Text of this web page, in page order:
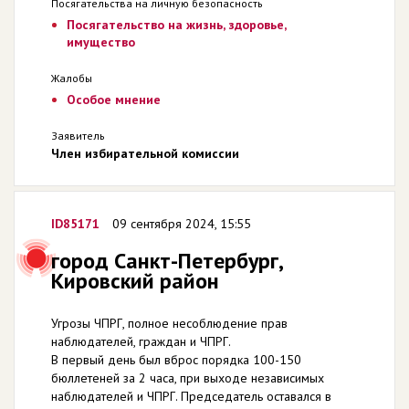
Посягательства на личную безопасность
Посягательство на жизнь, здоровье,
имущество
Жалобы
Особое мнение
Заявитель
Член избирательной комиссии
ID85171 09 сентября 2024, 15:55
город Санкт-Петербург,
Кировский район
Угрозы ЧПРГ, полное несоблюдение прав
наблюдателей, граждан и ЧПРГ.
В первый день был вброс порядка 100-150
бюллетеней за 2 часа, при выходе независимых
наблюдателей и ЧПРГ. Председатель оставался в